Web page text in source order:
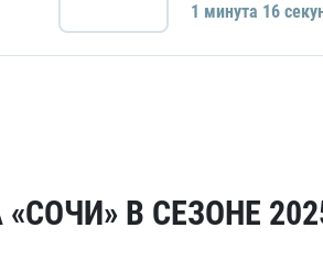
1 минутa 16
В СЕЗОНЕ